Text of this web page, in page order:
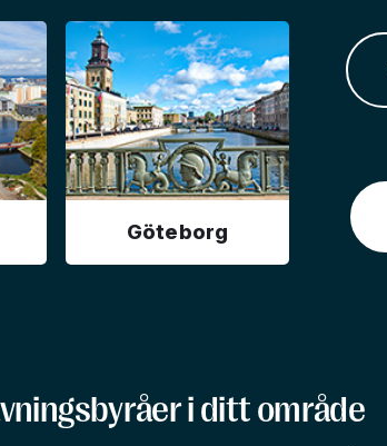
Göteborg
i ditt område